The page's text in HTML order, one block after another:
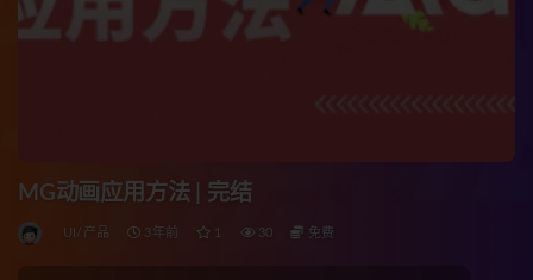
MG动画应用方法 | 完结
UI/产品 3年前 1 30 免费